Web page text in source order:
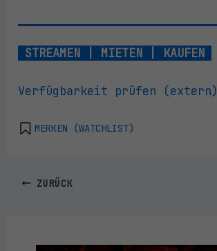
STREAMEN | MIETEN | KAUFEN
Verfügbarkeit prüfen (extern)
MERKEN (WATCHLIST)
ZURÜCK